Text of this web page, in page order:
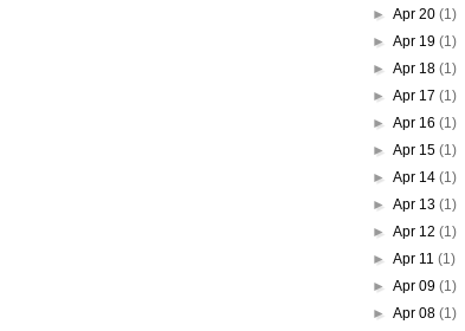
►Apr 20(1)
►Apr 19(1)
►Apr 18(1)
►Apr 17(1)
►Apr 16(1)
►Apr 15(1)
►Apr 14(1)
►Apr 13(1)
►Apr 12(1)
►Apr 11(1)
►Apr 09(1)
►Apr 08(1)